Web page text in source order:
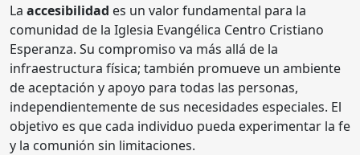
La accesibilidad es un valor fundamental para la
comunidad de la Iglesia Evangélica Centro Cristiano
Esperanza. Su compromiso va más allá de la
infraestructura física; también promueve un ambiente
de aceptación y apoyo para todas las personas,
independientemente de sus necesidades especiales. El
objetivo es que cada individuo pueda experimentar la fe
y la comunión sin limitaciones.